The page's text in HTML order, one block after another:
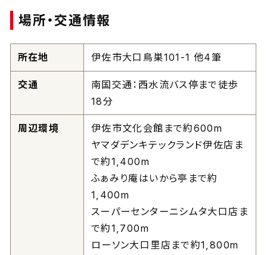
場所・交通情報
所在地 伊佐市大口鳥巣101-1 他4筆
交通
南国交通：西水流バス停まで徒歩
18分
周辺環境
伊佐市文化会館まで約600m
ヤマダデンキテックランド伊佐店ま
で約1,400m
ふぁみり庵はいから亭まで約
1,400m
スーパーセンターニシムタ大口店ま
で約1,700m
ローソン大口里店まで約1,800m